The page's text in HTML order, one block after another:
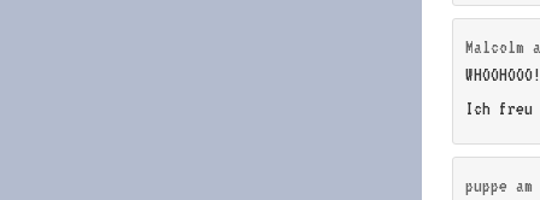
Malcolm
Ich freu
puppe am